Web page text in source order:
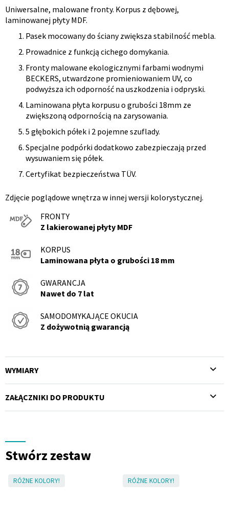
Opis
produktu
Uniwersalne, malowane fronty. Korpus z dębowej,
laminowanej płyty MDF.
Pasek mocowany do ściany zwiększa stabilność mebla.
Prowadnice z funkcją cichego domykania.
Fronty malowane ekologicznymi farbami wodnymi
BECKERS, utwardzone promieniowaniem UV, co
podwyższa ich odporność na uszkodzenia i odpryski.
Laminowana płyta korpusu o grubości 18mm ze
zwiększoną odpornością na zarysowania.
5 głębokich półek i 2 pojemne szuflady.
Specjalne podpórki dodatkowo zabezpieczają przed
wysuwaniem się półek.
Certyfikat bezpieczeństwa TÜV.
Zdjęcie poglądowe wnętrza w innej wersji kolorystycznej.
FRONTY
Z lakierowanej płyty MDF
KORPUS
Laminowana płyta o grubości 18 mm
GWARANCJA
Nawet do 7 lat
SAMODOMYKAJĄCE OKUCIA
Z dożywotnią gwarancją
WYMIARY
ZAŁĄCZNIKI DO PRODUKTU
Stwórz zestaw
RÓŻNE KOLORY! RÓŻNE KOLORY!